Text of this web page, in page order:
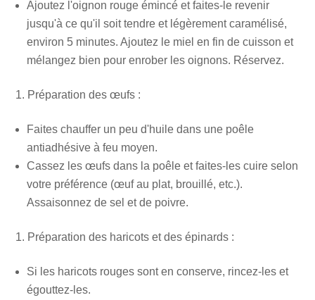
Ajoutez l'oignon rouge émincé et faites-le revenir
jusqu'à ce qu'il soit tendre et légèrement caramélisé,
environ 5 minutes. Ajoutez le miel en fin de cuisson et
mélangez bien pour enrober les oignons. Réservez.
Préparation des œufs :
Faites chauffer un peu d'huile dans une poêle
antiadhésive à feu moyen.
Cassez les œufs dans la poêle et faites-les cuire selon
votre préférence (œuf au plat, brouillé, etc.).
Assaisonnez de sel et de poivre.
Préparation des haricots et des épinards :
Si les haricots rouges sont en conserve, rincez-les et
égouttez-les.